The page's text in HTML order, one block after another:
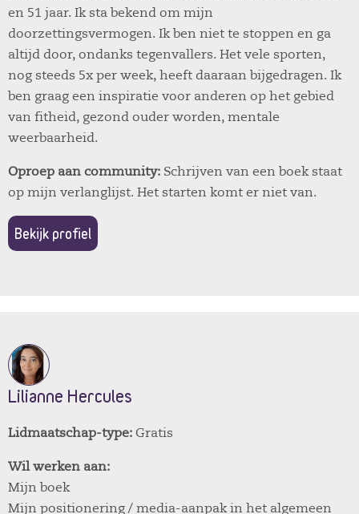
en 51 jaar. Ik sta bekend om mijn
doorzettingsvermogen. Ik ben niet te stoppen en ga
altijd door, ondanks tegenvallers. Het vele sporten,
nog steeds 5x per week, heeft daaraan bijgedragen. Ik
ben graag een inspiratie voor anderen op het gebied
van fitheid, gezond ouder worden, mentale
weerbaarheid.
Oproep aan community: Schrijven van een boek staat
op mijn verlanglijst. Het starten komt er niet van.
Bekijk profiel
Lilianne Hercules
Lidmaatschap-type: Gratis
Wil werken aan:
Mijn boek
Mijn positionering / media-aanpak in het algemeen